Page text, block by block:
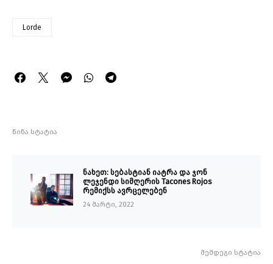
Lorde
წინა სტატია
ნახეთ: სებასტიან იატრა და ჯონ
ლეჯენდი სიმღერის Tacones Rojos
რემიქსს ავრცელებენ
24 მარტი, 2022
შემდეგი სტატია